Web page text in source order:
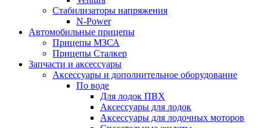
Стабилизаторы напряжения
N-Power
Автомобильные прицепы
Прицепы МЗСА
Прицепы Сталкер
Запчасти и аксессуары
Аксессуары и дополнительное оборудование
По воде
Для лодок ПВХ
Аксессуары для лодок
Аксессуары для лодочных моторов